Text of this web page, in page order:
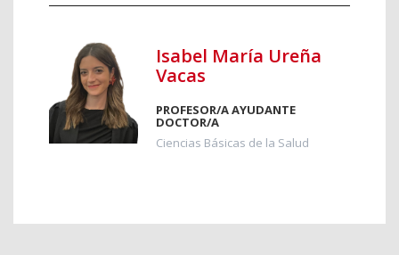
Isabel María Ureña
Vacas
PROFESOR/A AYUDANTE
DOCTOR/A
Ciencias Básicas de la Salud